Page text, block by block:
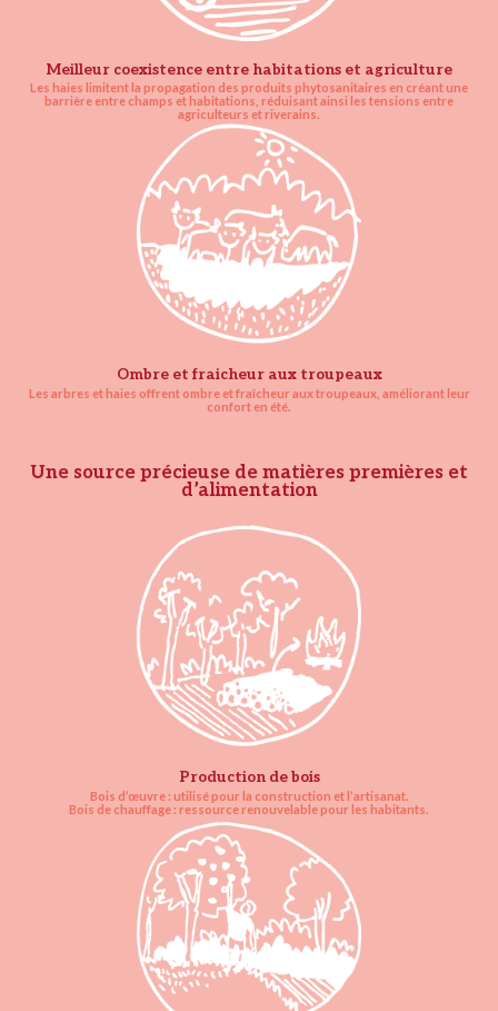
Meilleur coexistence entre habitations et agriculture
Les haies limitent la propagation des produits phytosanitaires en créant une
barrière entre champs et habitations, réduisant ainsi les tensions entre
agriculteurs et riverains.
Ombre et fraicheur aux troupeaux
Les arbres et haies offrent ombre et fraîcheur aux troupeaux, améliorant leur
confort en été.
Une source précieuse de matières premières et
d’alimentation
Production de bois
Bois d’œuvre : utilisé pour la construction et l’artisanat.
Bois de chauffage : ressource renouvelable pour les habitants.